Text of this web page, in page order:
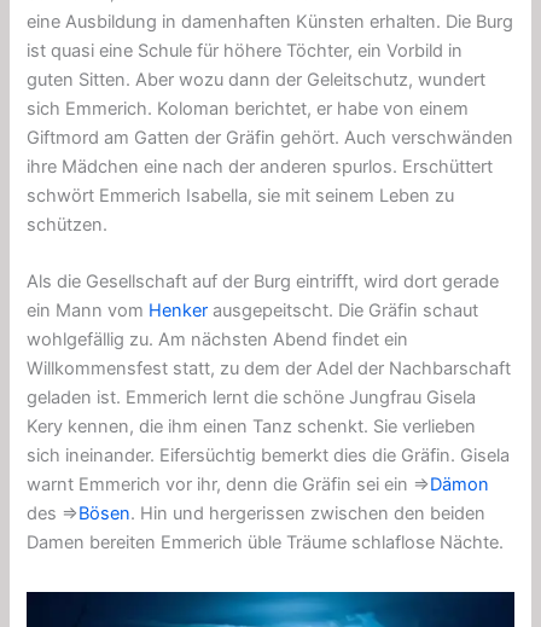
eine Ausbildung in damenhaften Künsten erhalten. Die Burg
ist quasi eine Schule für höhere Töchter, ein Vorbild in
guten Sitten. Aber wozu dann der Geleitschutz, wundert
sich Emmerich. Koloman berichtet, er habe von einem
Giftmord am Gatten der Gräfin gehört. Auch verschwänden
ihre Mädchen eine nach der anderen spurlos. Erschüttert
schwört Emmerich Isabella, sie mit seinem Leben zu
schützen.
Als die Gesellschaft auf der Burg eintrifft, wird dort gerade
ein Mann vom Henker ausgepeitscht. Die Gräfin schaut
wohlgefällig zu. Am nächsten Abend findet ein
Willkommensfest statt, zu dem der Adel der Nachbarschaft
geladen ist. Emmerich lernt die schöne Jungfrau Gisela
Kery kennen, die ihm einen Tanz schenkt. Sie verlieben
sich ineinander. Eifersüchtig bemerkt dies die Gräfin. Gisela
warnt Emmerich vor ihr, denn die Gräfin sei ein ⇒Dämon
des ⇒Bösen. Hin und hergerissen zwischen den beiden
Damen bereiten Emmerich üble Träume schlaflose Nächte.